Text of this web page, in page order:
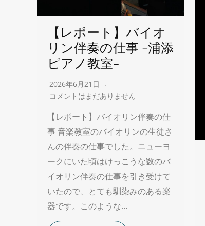
【レポート】バイオ
リン伴奏の仕事 -浦添
ピアノ教室-
2026年6月21日
コメントはまだありません
【レポート】バイオリン伴奏の仕
事 音楽教室のバイオリンの生徒さ
んの伴奏の仕事でした。ニューヨ
ークにいた頃はけっこうな数のバ
イオリン伴奏の仕事を引き受けて
いたので、とても馴染みのある楽
器です。このような…